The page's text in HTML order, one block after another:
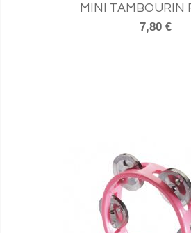
MINI TAMBOURIN
7,80 €